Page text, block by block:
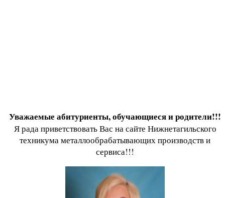
Уважаемые абитуриенты, обучающиеся и родители!!!
Я рада приветствовать Вас на сайте Нижнетагильского
техникума металлообрабатывающих производств и
сервиса!!!